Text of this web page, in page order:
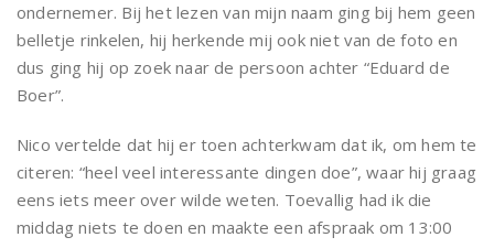
ondernemer. Bij het lezen van mijn naam ging bij hem geen
belletje rinkelen, hij herkende mij ook niet van de foto en
dus ging hij op zoek naar de persoon achter “Eduard de
Boer”.
Nico vertelde dat hij er toen achterkwam dat ik, om hem te
citeren: “heel veel interessante dingen doe”, waar hij graag
eens iets meer over wilde weten. Toevallig had ik die
middag niets te doen en maakte een afspraak om 13:00